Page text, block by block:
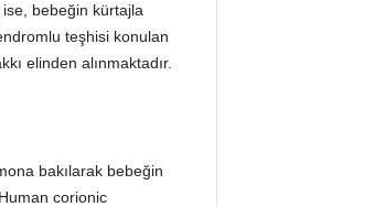
bebeğin kürtajla
teşhisi konulan
elinden alınmaktadır.
bakılarak bebeğin
corionic